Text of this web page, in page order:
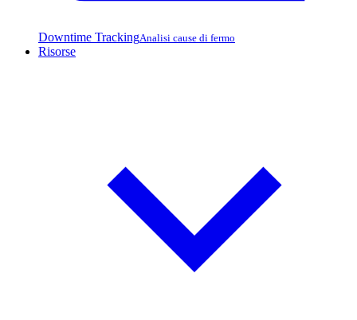
Downtime TrackingAnalisi cause di fermo
Risorse